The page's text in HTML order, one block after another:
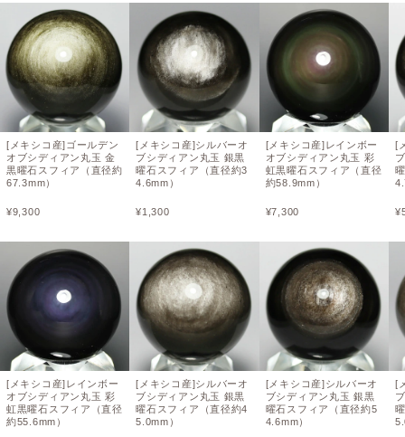
[メキシコ産]ゴールデン
オブシディアン丸玉 金
黒曜石スフィア（直径約
67.3mm）
¥9,300
[メキシコ産]レインボー
オブシディアン丸玉 彩
虹黒曜石スフィア（直径
約55.6mm）
[メキシコ産]シルバーオ
ブシディアン丸玉 銀黒
曜石スフィア（直径約3
4.6mm）
¥1,300
[メキシコ産]シルバーオ
ブシディアン丸玉 銀黒
曜石スフィア（直径約4
5.0mm）
[メキシコ産]レインボー
オブシディアン丸玉 彩
虹黒曜石スフィア（直径
約58.9mm）
¥7,300
[メキシコ産]シルバーオ
ブシディアン丸玉 銀黒
曜石スフィア（直径約5
4.6mm）
[
¥
[